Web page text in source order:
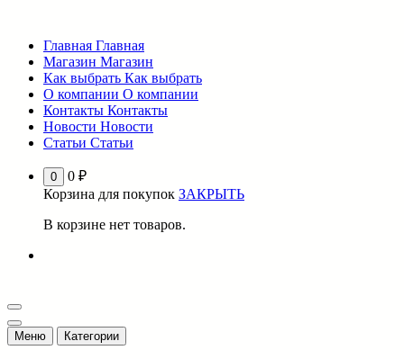
содержимому
Главная Главная
Магазин Магазин
Как выбрать Как выбрать
О компании О компании
Контакты Контакты
Новости Новости
Статьи Статьи
0 0 ₽
Корзина для покупок ЗАКРЫТЬ
В корзине нет товаров.
Меню Категории